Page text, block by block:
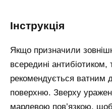
Інструкція
Якщо призначили
всередині антибіотиком,
рекомендується ватним
поверхню. Зверху
марлевою пов’язкою,